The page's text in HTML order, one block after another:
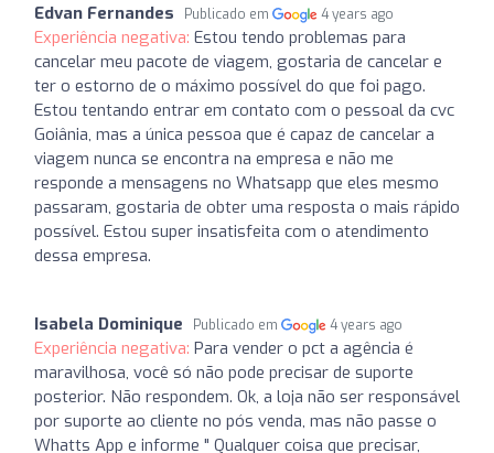
Edvan Fernandes Publicado em 4 years ago
Experiência negativa: Estou tendo problemas para
cancelar meu pacote de viagem, gostaria de cancelar e
ter o estorno de o máximo possível do que foi pago.
Estou tentando entrar em contato com o pessoal da cvc
Goiânia, mas a única pessoa que é capaz de cancelar a
viagem nunca se encontra na empresa e não me
responde a mensagens no Whatsapp que eles mesmo
passaram, gostaria de obter uma resposta o mais rápido
possível. Estou super insatisfeita com o atendimento
dessa empresa.
Isabela Dominique Publicado em 4 years ago
Experiência negativa: Para vender o pct a agência é
maravilhosa, você só não pode precisar de suporte
posterior. Não respondem. Ok, a loja não ser responsável
por suporte ao cliente no pós venda, mas não passe o
Whatts App e informe " Qualquer coisa que precisar,